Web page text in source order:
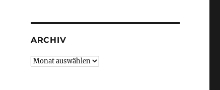
ARCHIV
Archiv